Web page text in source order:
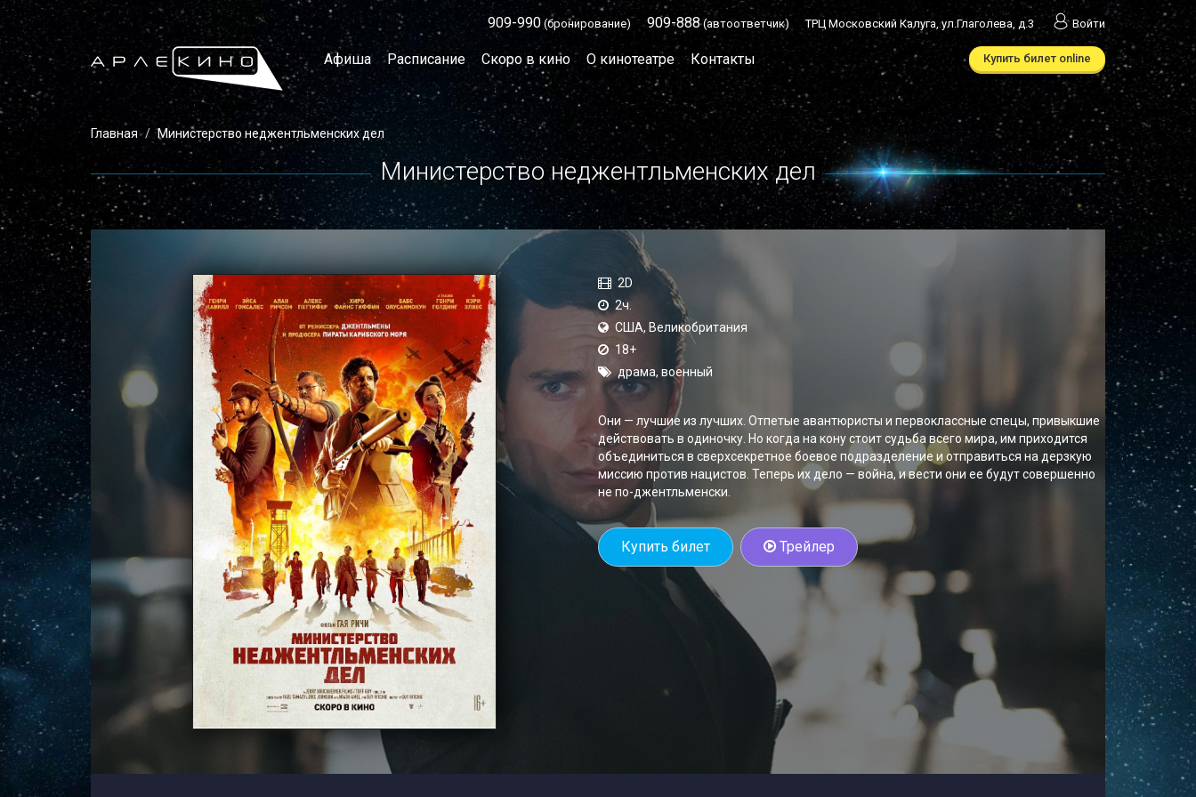
909-990 (бронирование) 909-888(автоответчик) ТРЦ Московский Калуга, ул.Глаголева, д.3 Войти
Афиша Расписание Скоро в кино О кинотеатре Контакты Купить билет online
Главная Министерство неджентльменских дел
Министерство неджентльменских дел
2D
2ч.
США, Великобритания
18+
драма, военный
Они — лучшие из лучших. Отпетые авантюристы и первоклассные спецы, привыкшие
действовать в одиночку. Но когда на кону стоит судьба всего мира, им приходится
объединиться в сверхсекретное боевое подразделение и отправиться на дерзкую
миссию против нацистов. Теперь их дело — война, и вести они ее будут совершенно
не по-джентльменски.
Купить билет Трейлер